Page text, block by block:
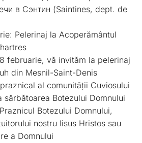
в Сэнтин (Saintines, dept. de
Pelerinaj la Acoperământul
februarie, vă invităm la pelerinaj
din Mesnil-Saint-Denis
al comunității Cuviosului
sărbătoarea Botezului Domnului
Botezului Domnului,
nostru Iisus Hristos sau
a Domnului